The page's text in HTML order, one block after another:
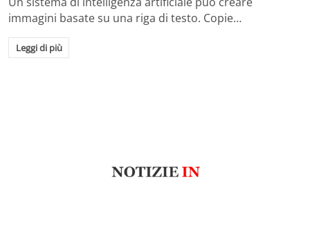
immagini basate su una riga di testo. Copie…
Leggi di più